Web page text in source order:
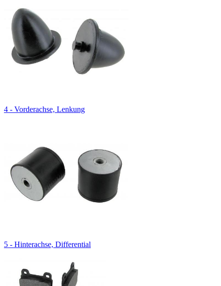
4 - Vorderachse, Lenkung
5 - Hinterachse, Differential